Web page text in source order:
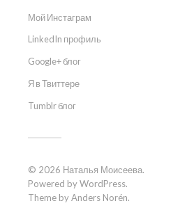
Мой Инстаграм
LinkedIn профиль
Google+ блог
Я в Твиттере
Tumblr блог
© 2026 Наталья Моисеева.
Powered byWordPress.
Theme byAnders Norén.